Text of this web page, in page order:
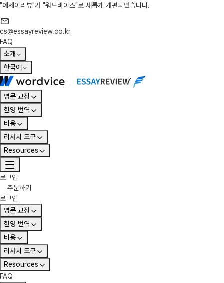
"에세이리뷰"가 "워드바이스"로 새롭게 개편되었습니다.
cs@essayreview.co.kr
FAQ
소개
한국어
영문 교정
한영 번역
비용
리서치 도구
Resources
로그인
주문하기
로그인
영문 교정
한영 번역
비용
리서치 도구
Resources
FAQ